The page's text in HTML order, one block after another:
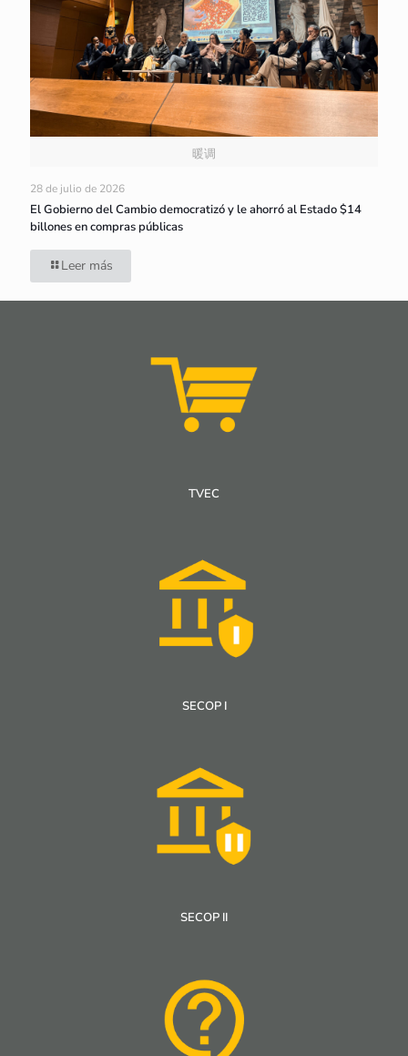
暖调
28 de julio de 2026
El Gobierno del Cambio democratizó y le ahorró al Estado $14
billones en compras públicas
Leer más
TVEC
SECOP I
SECOP II